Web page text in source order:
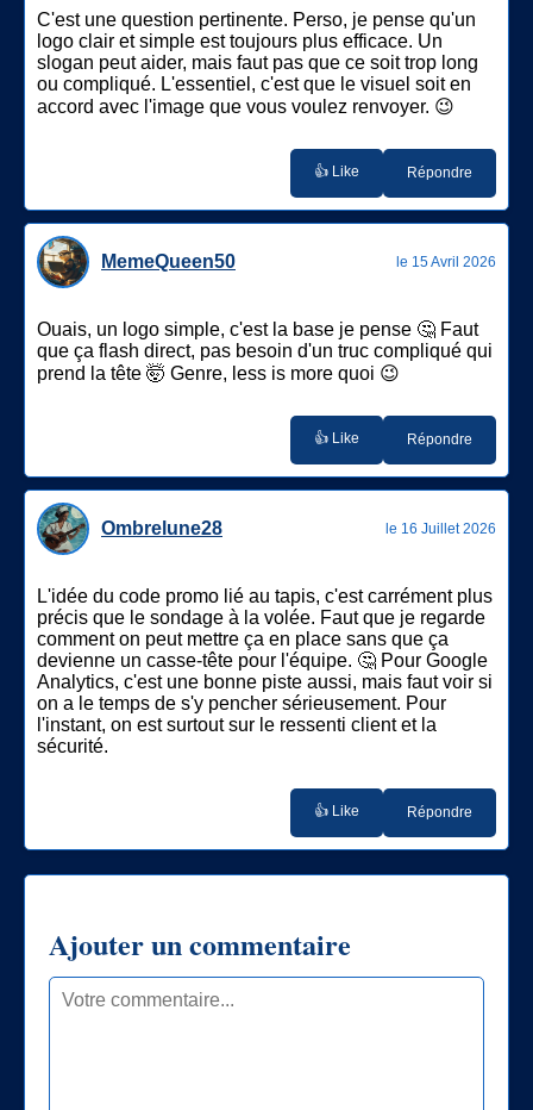
C'est une question pertinente. Perso, je pense qu'un
logo clair et simple est toujours plus efficace. Un
slogan peut aider, mais faut pas que ce soit trop long
ou compliqué. L'essentiel, c'est que le visuel soit en
accord avec l'image que vous voulez renvoyer. 😉
👍 Like Répondre
MemeQueen50 le 15 Avril 2026
Ouais, un logo simple, c'est la base je pense 🤔 Faut
que ça flash direct, pas besoin d'un truc compliqué qui
prend la tête 🤯 Genre, less is more quoi 😉
👍 Like Répondre
Ombrelune28 le 16 Juillet 2026
L'idée du code promo lié au tapis, c'est carrément plus
précis que le sondage à la volée. Faut que je regarde
comment on peut mettre ça en place sans que ça
devienne un casse-tête pour l'équipe. 🤔 Pour Google
Analytics, c'est une bonne piste aussi, mais faut voir si
on a le temps de s'y pencher sérieusement. Pour
l'instant, on est surtout sur le ressenti client et la
sécurité.
👍 Like Répondre
Ajouter un commentaire